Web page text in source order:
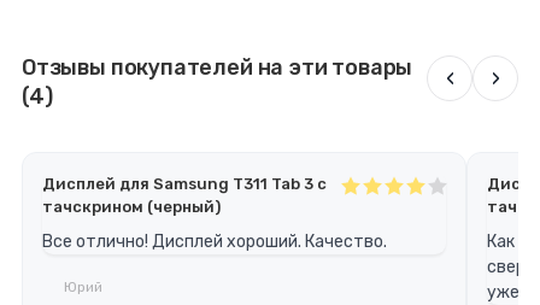
Отзывы покупателей на эти товары
(4)
‹ ›
Дисплей для Samsung T311 Tab 3 с
тачскрином (черный)
Все отлично! Дисплей хороший. Качество.
Юрий
Как
уже